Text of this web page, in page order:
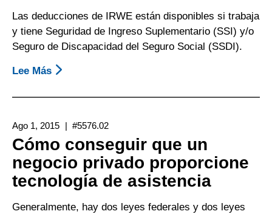
Para
Ciegos
(BWEs)
Las deducciones de IRWE están disponibles si trabaja
y tiene Seguridad de Ingreso Suplementario (SSI) y/o
Seguro de Discapacidad del Seguro Social (SSDI).
Lee Más Sobre
De
Tecnología
De
Asistencia
Mediante
Gastos
Ago 1, 2015 #5576.02
Cómo conseguir que un
negocio privado proporcione
tecnología de asistencia
Generalmente, hay dos leyes federales y dos leyes